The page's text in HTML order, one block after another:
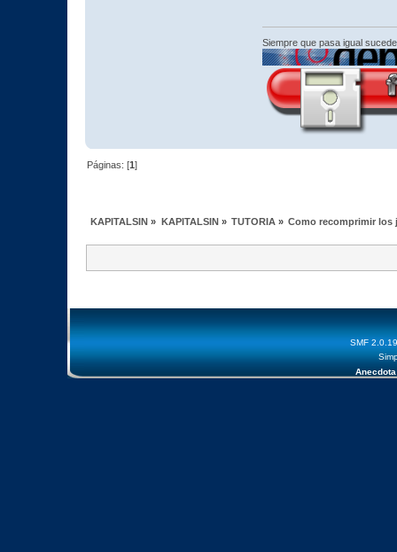
Siempre que pasa igual
Páginas: [1]
KAPITALSIN » KAPITALSIN» TUTORIA» Como recomprimir los
SMF 2.0.19
Anecdota